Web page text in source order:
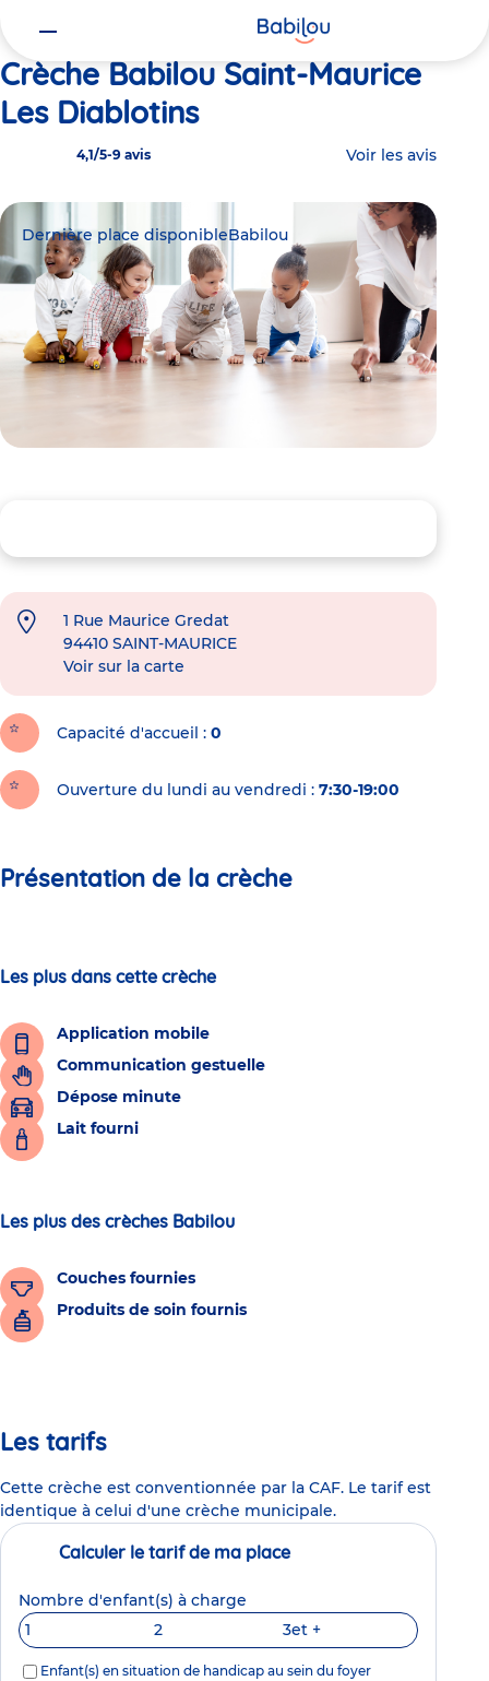
Crèche Babilou Saint-Maurice
Les Diablotins
4,1/5-9 avis Voir les avis
Dernière place disponibleBabilou
1 Rue Maurice Gredat
94410 SAINT-MAURICE
Voir sur la carte
Capacité d'accueil 0
Ouverture du lundi au vendredi : 7:30-19:00
Présentation de la crèche
Les plus dans cette crèche
Application mobile
Communication gestuelle
Dépose minute
Lait fourni
Les plus des crèches Babilou
Couches fournies
Produits de soin fournis
Les tarifs
Cette crèche est conventionnée par la CAF. Le tarif est
identique à celui d'une crèche municipale.
Calculer le tarif de ma place
Nombre d'enfant(s) à charge
1
2 3et +
Enfant(s) en situation de handicap au sein du foyer